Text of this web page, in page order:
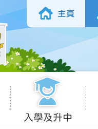
主頁
入學及升中